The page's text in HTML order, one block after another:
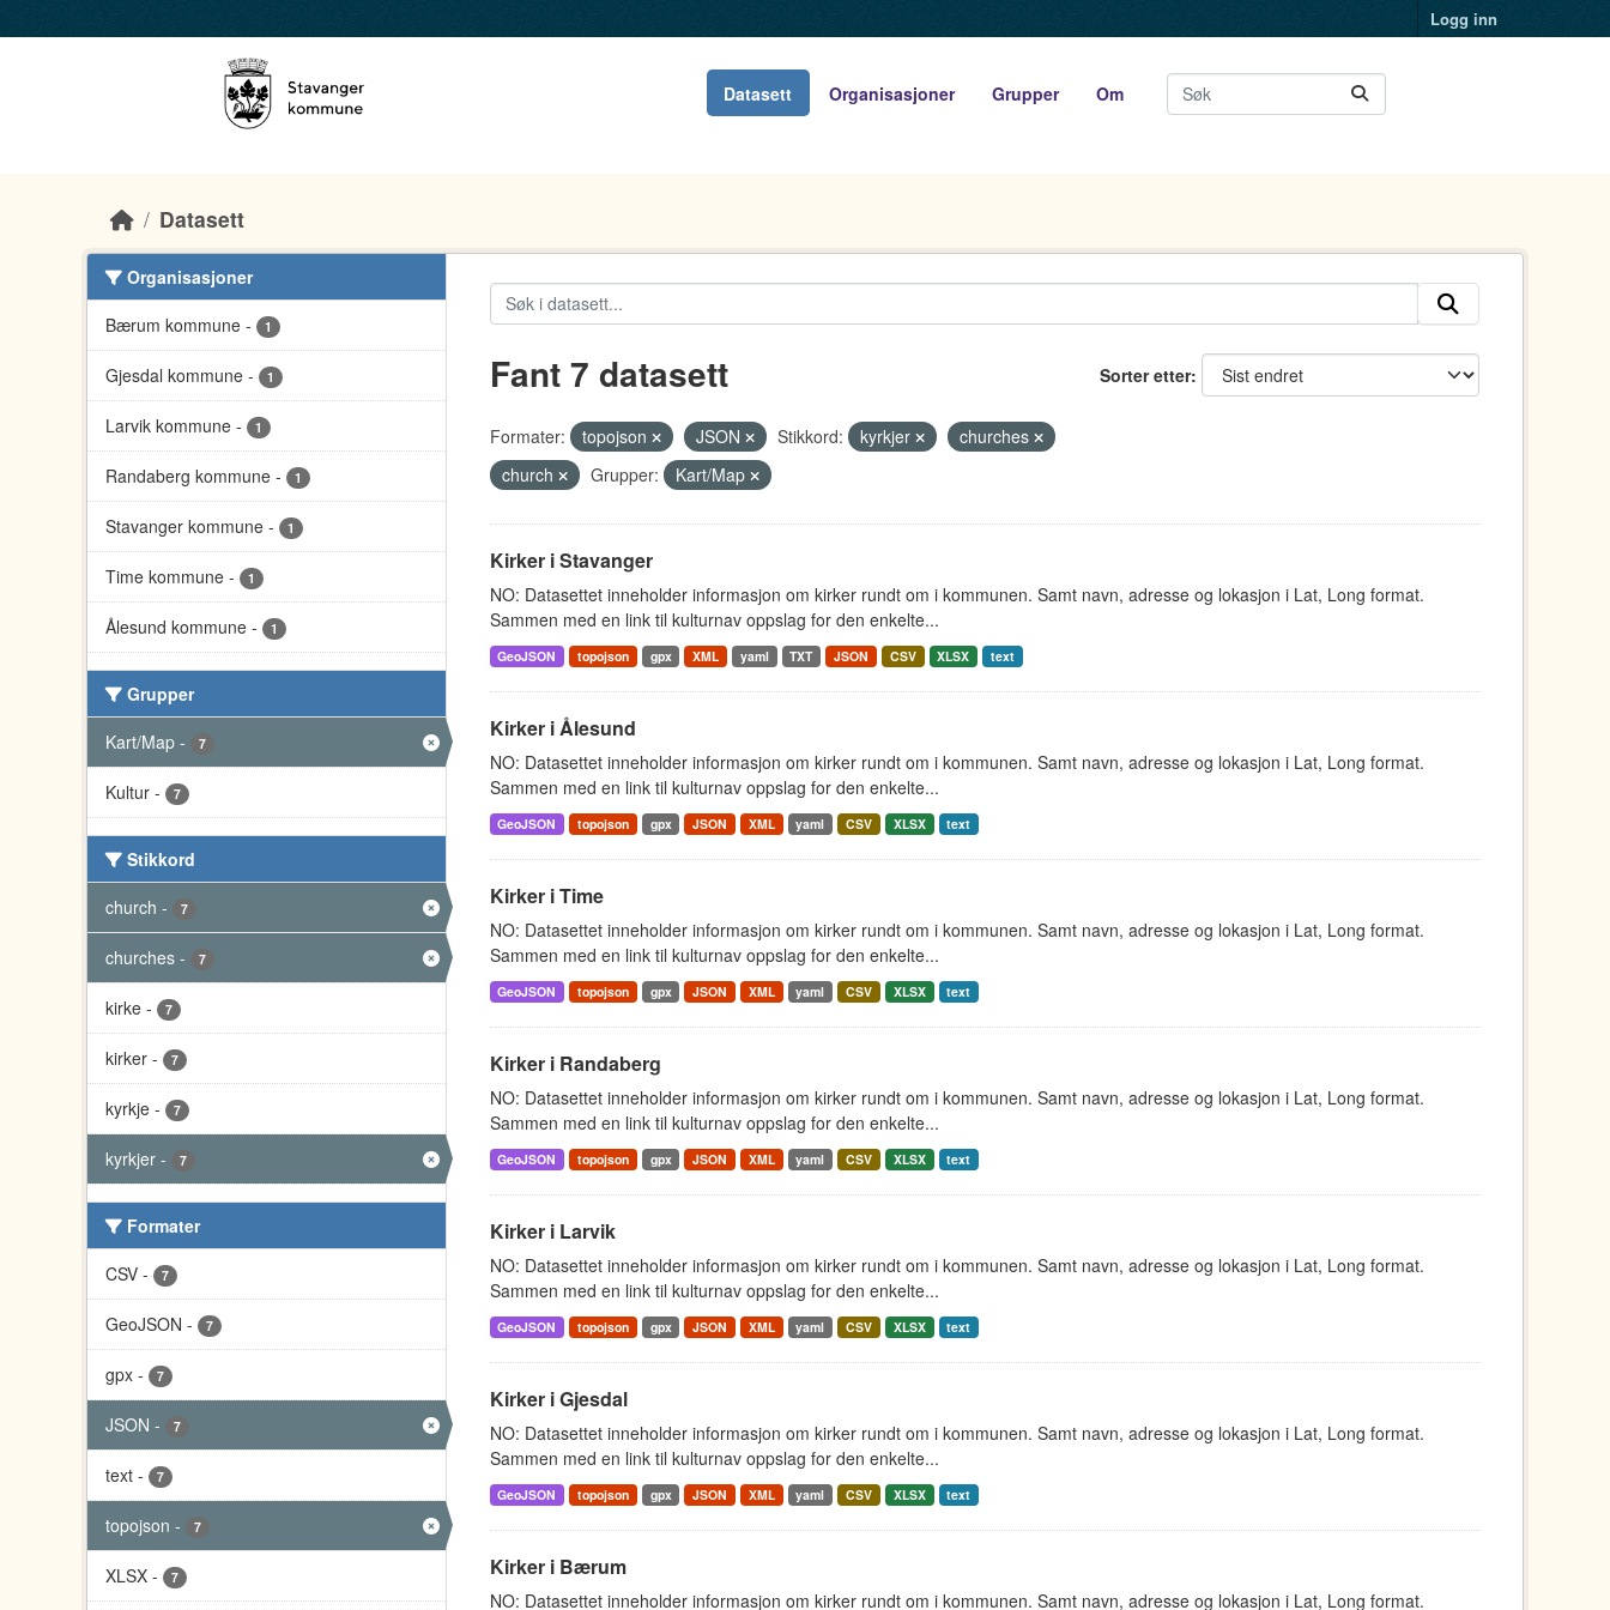
Logg inn
Datasett Organisasjoner Grupper Om
Datasett
Organisasjoner
Bærum kommune - 1
Gjesdal kommune - 1
Larvik kommune - 1
Randaberg kommune - 1
Stavanger kommune - 1
Time kommune - 1
Ålesund kommune - 1
Grupper
Kart/Map - 7
Kultur - 7
Stikkord
church - 7
churches - 7
kirke - 7
kirker - 7
kyrkje - 7
kyrkjer - 7
Formater
CSV - 7
GeoJSON - 7
gpx - 7
JSON - 7
text - 7
topojson - 7
XLSX - 7
Sorter etter
Fant 7 datasett
Formater: topojson JSON Stikkord: kyrkjer
churches
church
Grupper: Kart/Map
Kirker i Stavanger
NO: Datasettet inneholder informasjon om kirker rundt om i kommunen. Samt navn, adresse og lokasjon i Lat, Long format.
Sammen med en link til kulturnav oppslag for den enkelte...
GeoJSON topojson gpx XML yaml TXT JSON CSV XLSX text
Kirker i Ålesund
NO: Datasettet inneholder informasjon om kirker rundt om i kommunen. Samt navn, adresse og lokasjon i Lat, Long format.
Sammen med en link til kulturnav oppslag for den enkelte...
GeoJSON topojson gpx JSON XML yaml CSV XLSX text
Kirker i Time
NO: Datasettet inneholder informasjon om kirker rundt om i kommunen. Samt navn, adresse og lokasjon i Lat, Long format.
Sammen med en link til kulturnav oppslag for den enkelte...
GeoJSON topojson gpx JSON XML yaml CSV XLSX text
Kirker i Randaberg
NO: Datasettet inneholder informasjon om kirker rundt om i kommunen. Samt navn, adresse og lokasjon i Lat, Long format.
Sammen med en link til kulturnav oppslag for den enkelte...
GeoJSON topojson gpx JSON XML yaml CSV XLSX text
Kirker i Larvik
NO: Datasettet inneholder informasjon om kirker rundt om i kommunen. Samt navn, adresse og lokasjon i Lat, Long format.
Sammen med en link til kulturnav oppslag for den enkelte...
GeoJSON topojson gpx JSON XML yaml CSV XLSX text
Kirker i Gjesdal
NO: Datasettet inneholder informasjon om kirker rundt om i kommunen. Samt navn, adresse og lokasjon i Lat, Long format.
Sammen med en link til kulturnav oppslag for den enkelte...
GeoJSON topojson gpx JSON XML yaml CSV XLSX text
Kirker i Bærum
NO: Datasettet inneholder informasjon om kirker rundt om i kommunen. Samt navn, adresse og lokasjon i Lat, Long format.